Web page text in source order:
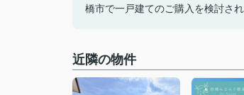
橋市で一戸建てのご購入を検討さ
近隣の物件